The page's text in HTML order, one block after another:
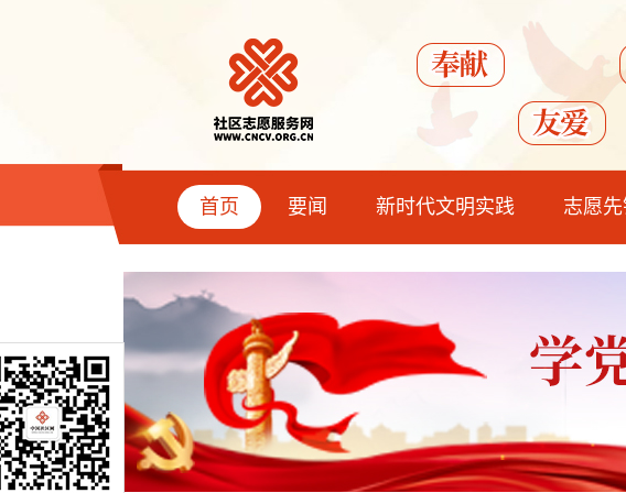
首页 要闻 新时代文明实践 志愿